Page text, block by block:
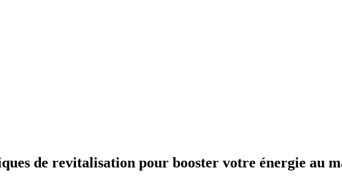
de revitalisation pour booster votre énergie au